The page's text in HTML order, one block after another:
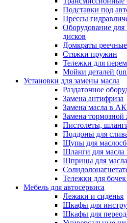
Подставки под
Прессы
Оборудование
дисков
Домкраты реечные
Стяжки пружин
Тележки для
Мойки деталей
Установки для замены масла
Раздаточное
Замена антифриза
Замена масла в
Замена тормозной
Пистолеты,
Поддоны для
Щупы для
Шланги для масла
Шприцы для
Тележки для
Мебель для автосервиса
Лежаки и сиденья
Шкафы для
Шкафы для